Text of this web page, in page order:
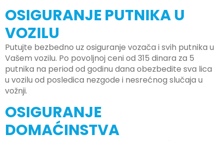
OSIGURANJE PUTNIKA U
VOZILU
Putujte bezbedno uz osiguranje vozača i svih putnika u
Vašem vozilu. Po povoljnoj ceni od 315 dinara za 5
putnika na period od godinu dana obezbedite sva lica
u vozilu od posledica nezgode i nesrećnog slučaja u
vožnji.
OSIGURANJE
DOMAĆINSTVA